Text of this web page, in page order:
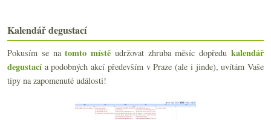
3x Barolo od Boschetti Gomba
Nestarcův Troublemaker a nový ročník Favereau
►ledna(21)
► (239)
► (239)
Kalendář degustací
Pokusím se natomto místě udržovat zhruba měsíc dopředukalendář
degustacía podobných akcí především v Praze (ale i jinde), uvítám Vaše
tipy na zapomenuté události!